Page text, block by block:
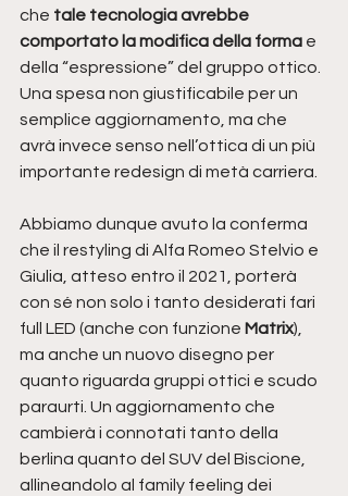
che tale tecnologia avrebbe
comportato la modifica della forma e
della “espressione” del gruppo ottico.
Una spesa non giustificabile per un
semplice aggiornamento, ma che
avrà invece senso nell’ottica di un più
importante redesign di metà carriera.
Abbiamo dunque avuto la conferma
che il restyling di Alfa Romeo Stelvio e
Giulia, atteso entro il 2021, porterà
con sé non solo i tanto desiderati fari
full LED (anche con funzione Matrix),
ma anche un nuovo disegno per
quanto riguarda gruppi ottici e scudo
paraurti. Un aggiornamento che
cambierà i connotati tanto della
berlina quanto del SUV del Biscione,
allineandolo al family feeling dei